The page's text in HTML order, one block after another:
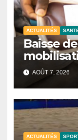
ACTUALITÉS
Baisse
CNTS de
AOÛT 7, 2026
ACTUALITÉS